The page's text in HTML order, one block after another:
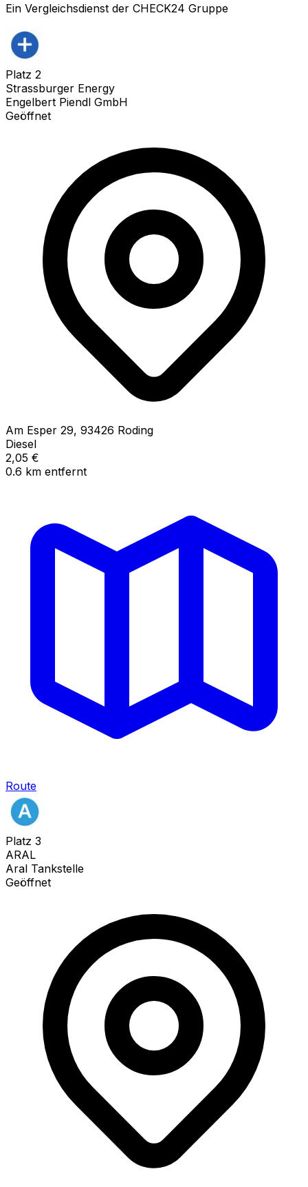
Ein Vergleichsdienst der CHECK24 Gruppe
Platz 2
Strassburger Energy
Engelbert Piendl GmbH
Geöffnet
Am Esper 29, 93426 Roding
Diesel
2,05 €
0.6 km entfernt
Route
Platz 3
ARAL
Aral Tankstelle
Geöffnet